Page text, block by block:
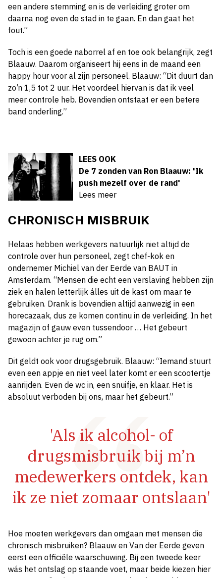
een andere stemming en is de verleiding groter om
daarna nog even de stad in te gaan. En dan gaat het
fout.”
Toch is een goede naborrel af en toe ook belangrijk, zegt
Blaauw. Daarom organiseert hij eens in de maand een
happy hour voor al zijn personeel. Blaauw: “Dit duurt dan
zo’n 1,5 tot 2 uur. Het voordeel hiervan is dat ik veel
meer controle heb. Bovendien ontstaat er een betere
band onderling.”
LEES OOK
De 7 zonden van Ron Blaauw: 'Ik
push mezelf over de rand'
Lees meer
CHRONISCH MISBRUIK
Helaas hebben werkgevers natuurlijk niet altijd de
controle over hun personeel, zegt chef-kok en
ondernemer Michiel van der Eerde van BAUT in
Amsterdam. “Mensen die echt een verslaving hebben zijn
ziek en halen letterlijk álles uit de kast om maar te
gebruiken. Drank is bovendien altijd aanwezig in een
horecazaak, dus ze komen continu in de verleiding. In het
magazijn of gauw even tussendoor … Het gebeurt
gewoon achter je rug om.”
Dit geldt ook voor drugsgebruik. Blaauw: “Iemand stuurt
even een appje en niet veel later komt er een scootertje
aanrijden. Even de wc in, een snuifje, en klaar. Het is
absoluut verboden bij ons, maar het gebeurt.”
'Als ik alcohol- of
drugsmisbruik bij m’n
medewerkers ontdek, kan
ik ze niet zomaar ontslaan'
Hoe moeten werkgevers dan omgaan met mensen die
chronisch misbruiken? Blaauw en Van der Eerde geven
eerst een officiële waarschuwing. Bij een tweede keer
wás het ontslag op staande voet, maar beide kiezen hier